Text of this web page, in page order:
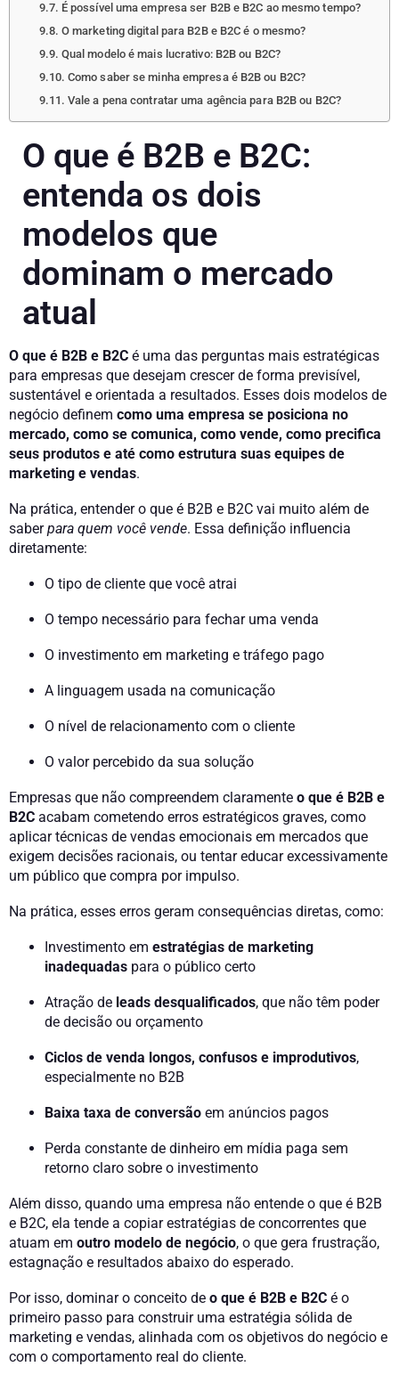
É possível uma empresa ser B2B e B2C ao mesmo tempo?
O marketing digital para B2B e B2C é o mesmo?
Qual modelo é mais lucrativo: B2B ou B2C?
Como saber se minha empresa é B2B ou B2C?
Vale a pena contratar uma agência para B2B ou B2C?
O que é B2B e B2C:
entenda os dois
modelos que
dominam o mercado
atual
O que é B2B e B2C é uma das perguntas mais estratégicas
para empresas que desejam crescer de forma previsível,
sustentável e orientada a resultados. Esses dois modelos de
negócio definem como uma empresa se posiciona no
mercado, como se comunica, como vende, como precifica
seus produtos e até como estrutura suas equipes de
marketing e vendas.
Na prática, entender o que é B2B e B2C vai muito além de
saberpara quem você vende. Essa definição influencia
diretamente:
O tipo de cliente que você atrai
O tempo necessário para fechar uma venda
O investimento em marketing e tráfego pago
A linguagem usada na comunicação
O nível de relacionamento com o cliente
O valor percebido da sua solução
Empresas que não compreendem claramente o que é B2B e
B2C acabam cometendo erros estratégicos graves, como
aplicar técnicas de vendas emocionais em mercados que
exigem decisões racionais, ou tentar educar excessivamente
um público que compra por impulso.
Na prática, esses erros geram consequências diretas, como:
Investimento em estratégias de marketing
inadequadas para o público certo
Atração de leads desqualificados, que não têm poder
de decisão ou orçamento
Ciclos de venda longos, confusos e improdutivos,
especialmente no B2B
Baixa taxa de conversão em anúncios pagos
Perda constante de dinheiro em mídia paga sem
retorno claro sobre o investimento
Além disso, quando uma empresa não entende o que é B2B
e B2C, ela tende a copiar estratégias de concorrentes que
atuam em outro modelo de negócio, o que gera frustração,
estagnação e resultados abaixo do esperado.
Por isso, dominar o conceito de o que é B2B e B2C é o
primeiro passo para construir uma estratégia sólida de
marketing e vendas, alinhada com os objetivos do negócio e
com o comportamento real do cliente.